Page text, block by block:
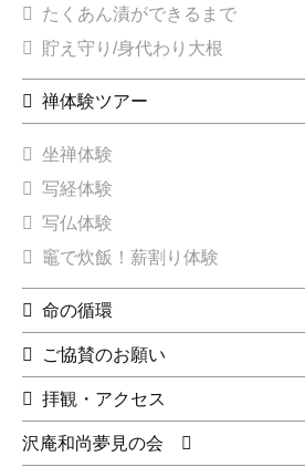
たくあん漬ができるまで
貯え守り/身代わり大根
禅体験ツアー
坐禅体験
写経体験
写仏体験
竈で炊飯！薪割り体験
命の循環
ご協賛のお願い
拝観・アクセス
沢庵和尚夢見の会